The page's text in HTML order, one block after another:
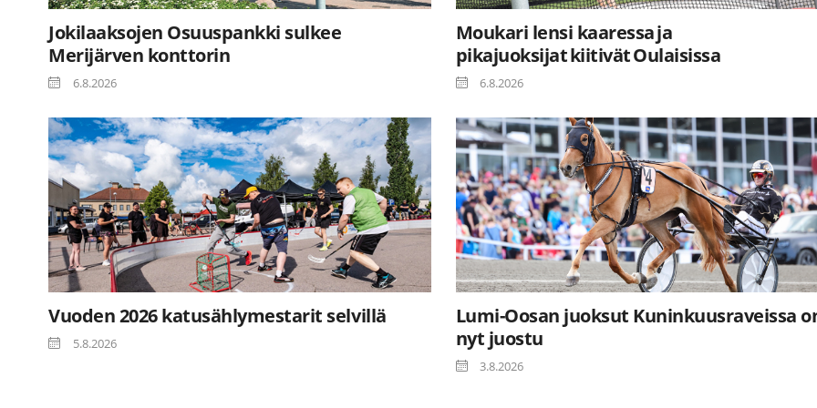
Jokilaaksojen Osuuspankki sulkee
Merijärven konttorin
6.8.2026
Moukari lensi kaaressa ja
pikajuoksijat kiitivät Oulaisissa
6.8.2026
Vuoden 2026 katusählymestarit selvillä
5.8.2026
Lumi-Oosan juoksut Kuninkuusraveissa
nyt juostu
3.8.2026